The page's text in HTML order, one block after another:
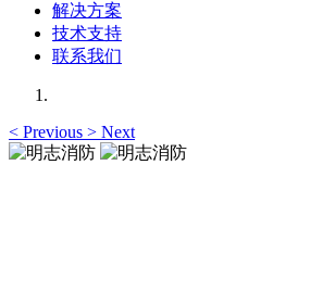
解决方案
技术支持
联系我们
< Previous > Next